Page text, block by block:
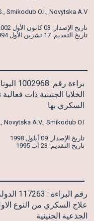
Smikodub O.I., Novytska A.V.
تاريخ الإصدار: 03 كانون الأول 2002
تاريخ التقديم: 17 تشرين الأول 1994
براءة
الخلايا الجنينية ذات
السكري بها
Novytska A.V., Smikodub O.I.
تاريخ الإصدار: 09 أيلول 1998
تاريخ التقديم: 23 آب 1995
رقم
علاج السكري من النوع الاول
الجذعية الجنينية